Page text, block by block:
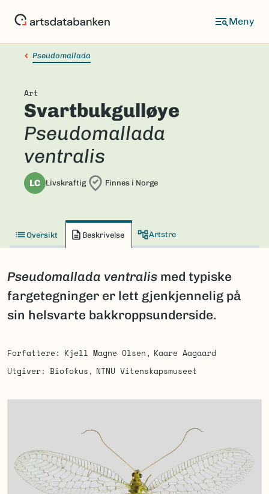
Pseudomallada
Art
Svartbukgulløye
Pseudomallada
ventralis
LC Livskraftig Finnes i Norge
Oversikt Beskrivelse Artstre
Pseudomallada ventralis med typiske
fargetegninger er lett gjenkjennelig på
sin helsvarte bakkroppsunderside.
Forfattere Kjell Magne Olsen
Kaare Aagaard
Utgiver
Biofokus NTNU Vitenskapsmuseet